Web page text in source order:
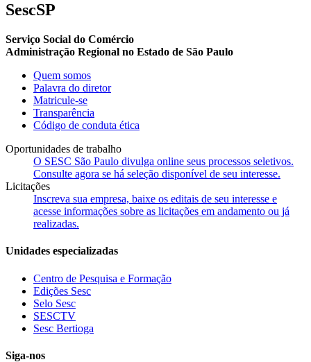
SescSP
Serviço Social do Comércio
Administração Regional no Estado de São Paulo
Quem somos
Palavra do diretor
Matricule-se
Transparência
Código de conduta ética
Oportunidades de trabalho
O SESC São Paulo divulga online seus processos seletivos.
Consulte agora se há seleção disponível de seu interesse.
Licitações
Inscreva sua empresa, baixe os editais de seu interesse e
acesse informações sobre as licitações em andamento ou já
realizadas.
Unidades especializadas
Centro de Pesquisa e Formação
Edições Sesc
Selo Sesc
SESCTV
Sesc Bertioga
Siga-nos